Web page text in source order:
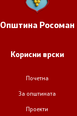
Општина Росоман
Корисни врски
Почетна
За општината
Проекти